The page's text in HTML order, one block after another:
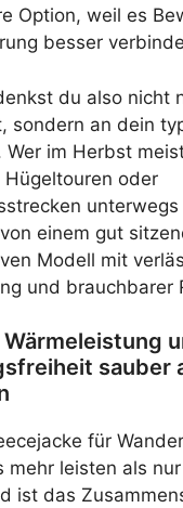
Option, weil es
besser
du also nicht
sondern an dein
Wer im Herbst
Hügeltouren oder
einem gut
Modell mit
und brauchbarer
sauber
für
mehr leisten als
ist das